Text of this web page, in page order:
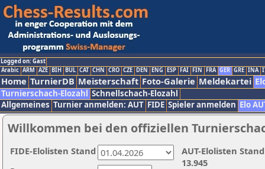
Logged on: Gast
Arabic ARM AZE BIH BUL CAT CHN CRO CZE DEN ENG ESP FAI FIN FRA GER GRE INA
Home TurnierDB Meisterschaft Foto-Galerie Meldekartei
Turnierschach-Elozahl Schnellschach-Elozahl
Allgemeines Turnier anmelden: AUT FIDE Spieler anmelden Elo
Willkommen bei den offiziellen
AUT-Elolisten
13.945
FIDE-Elolisten Stand